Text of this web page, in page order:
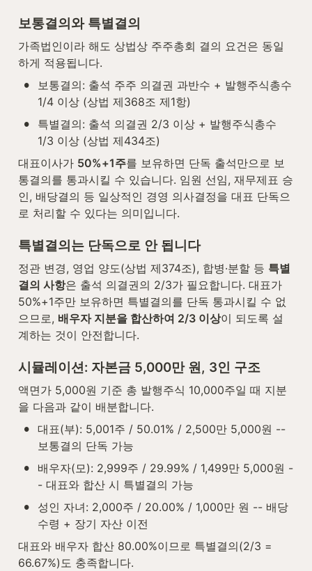
보통결의와 특별결의
가족법인이라 해도 상법상 주주총회 결의 요건은 동일
하게 적용됩니다.
•
보통결의: 출석 주주 의결권 과반수 + 발행주식총수
1/4 이상 (상법 제368조 제1항)
•
특별결의: 출석 의결권 2/3 이상 + 발행주식총수
1/3 이상 (상법 제434조)
대표이사가 50%+1주를 보유하면 단독 출석만으로 보
통결의를 통과시킬 수 있습니다. 임원 선임, 재무제표 승
인, 배당결의 등 일상적인 경영 의사결정을 대표 단독으
로 처리할 수 있다는 의미입니다.
특별결의는 단독으로 안 됩니다
정관 변경, 영업 양도(상법 제374조), 합병·분할 등 특별
결의 사항은 출석 의결권의 2/3가 필요합니다. 대표가
50%+1주만 보유하면 특별결의를 단독 통과시킬 수 없
으므로, 배우자 지분을 합산하여 2/3 이상이 되도록 설
계하는 것이 안전합니다.
시뮬레이션: 자본금 5,000만 원, 3인 구조
액면가 5,000원 기준 총 발행주식 10,000주일 때 지분
을 다음과 같이 배분합니다.
• 대표(부): 5,001주 / 50.01% / 2,500만 5,000원 --
보통결의 단독 가능
•
배우자(모): 2,999주 / 29.99% / 1,499만 5,000원 -
- 대표와 합산 시 특별결의 가능
•
성인 자녀: 2,000주 / 20.00% / 1,000만 원 -- 배당
수령 + 장기 자산 이전
대표와 배우자 합산 80.00%이므로 특별결의(2/3 =
66.67%)도 충족합니다.